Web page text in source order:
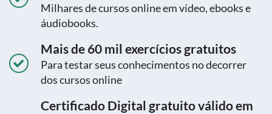
Milhares de cursos online em vídeo, ebooks e
áudiobooks.
Mais de 60 mil exercícios gratuitos
Para testar seus conhecimentos no decorrer
dos cursos online
Certificado Digital gratuito válido em